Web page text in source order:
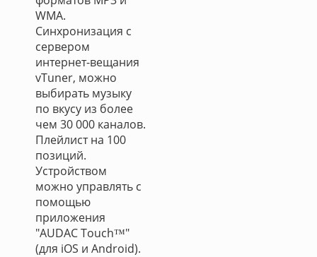
WMA.
Синхронизация с
сервером
интернет-вещания
vTuner, можно
выбирать музыку
по вкусу из более
чем 30 000 каналов.
Плейлист на 100
позиций.
Устройством
можно управлять с
помощью
приложения
"AUDAC Touch™"
(для iOS и Android).